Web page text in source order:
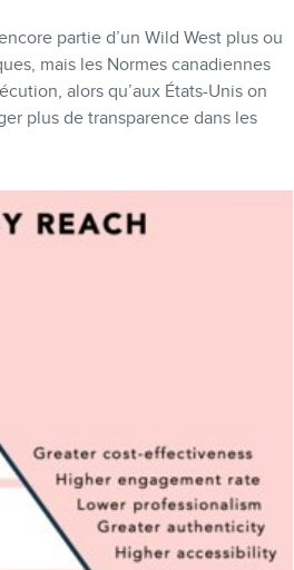
partie d’un Wild West plus ou
mais les Normes canadiennes
alors qu’aux États-Unis on
plus de transparence dans les